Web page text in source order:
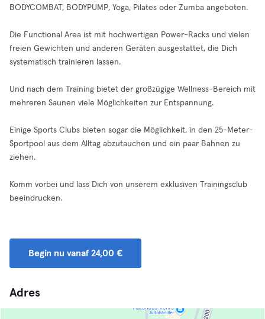
BODYCOMBAT, BODYPUMP, Yoga, Pilates oder Zumba angeboten.
Die Functional Area ist mit hochwertigen Power-Racks und vielen
freien Gewichten und anderen Geräten ausgestattet, die Dich
systematisch trainieren lassen.
Und nach dem Training bietet der großzügige Wellness-Bereich mit
mehreren Saunen viele Möglichkeiten zur Entspannung.
Einige Sports Clubs bieten sogar die Möglichkeit, in den 25-Meter-
Sportpool aus dem Alltag abzutauchen und ein paar Bahnen zu
ziehen.
Komm vorbei und lass Dich von unserem exklusiven Trainingsclub
beeindrucken.
Begin nu vanaf 24,00 €
Adres